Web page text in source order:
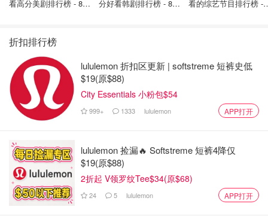
Dirksen 评价道：
“这不仅是一个经济上的好选择，更是一种全新的生活方
看高分美剧排行榜 - 8月
分好看韩剧排行榜 - 8月
看的综艺节目排行榜 -
折扣排行榜
lululemon 折扣区更新 | softstreme 短裤史低
$19(原$88)
City Essentials 小粉包$54
999+ 1333 lululemon APP打开
lululemon 捡漏🔥 Softstreme 短裤4降仅
$19(原$88)
2折起 V领罗纹Tee$34(原$68)
24 5 lululemon APP打开